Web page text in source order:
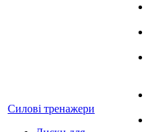
Силові тренажери